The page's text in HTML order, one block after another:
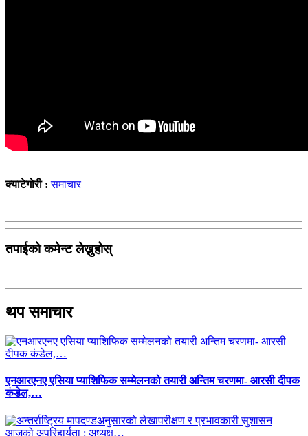
क्याटेगोरी :समाचार
तपाईको कमेन्ट लेख्नुहोस्
थप समाचार
एनआरएनए एसिया प्याशिफिक सम्मेलनको तयारी अन्तिम चरणमा- आरसी दीपक
कंडेल,…